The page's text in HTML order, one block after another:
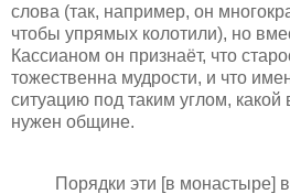
слова (так, например, он
чтобы упрямых колотили), но
Кассианом он признаёт, что
тожественна мудрости, и что
ситуацию под таким углом,
нужен общине.
Порядки эти [в монастыре]